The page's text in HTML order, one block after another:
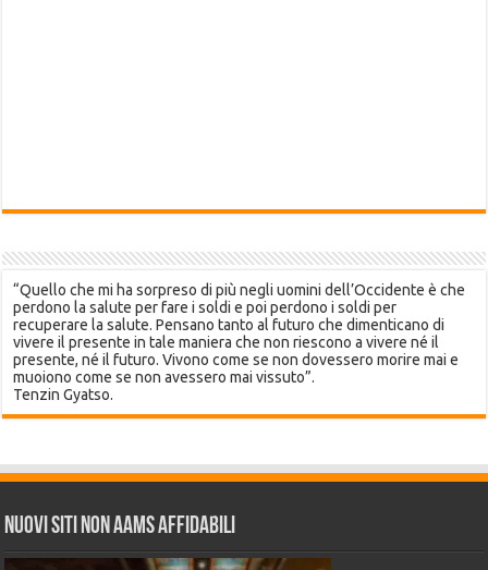
“Quello che mi ha sorpreso di più negli uomini dell’Occidente è che
perdono la salute per fare i soldi e poi perdono i soldi per
recuperare la salute. Pensano tanto al futuro che dimenticano di
vivere il presente in tale maniera che non riescono a vivere né il
presente, né il futuro. Vivono come se non dovessero morire mai e
muoiono come se non avessero mai vissuto”.
Tenzin Gyatso.
Nuovi siti non AAMS affidabili